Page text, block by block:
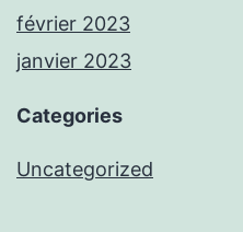
février 2023
janvier 2023
Categories
Uncategorized